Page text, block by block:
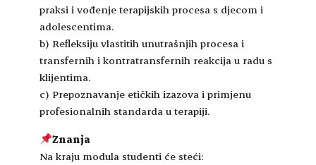
praksi i vođenje terapijskih procesa s djecom i
adolescentima.
b) Refleksiju vlastitih unutrašnjih procesa i
transfernih i kontratransfernih reakcija u radu s
klijentima.
c) Prepoznavanje etičkih izazova i primjenu
profesionalnih standarda u terapiji.
Znanja
Na kraju modula studenti će steći: